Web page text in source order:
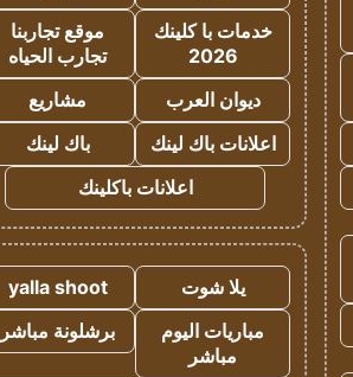
خدمات با كلينك
2026
موقع تجاربنا
تجارب الحياه
ديوان العرب
مشاريع
اعلانات باك لينك
باك لينك
اعلانات باكلينك
يلا شوت
yalla shoot
مباريات اليوم
مباشر
برشلونة مباشر